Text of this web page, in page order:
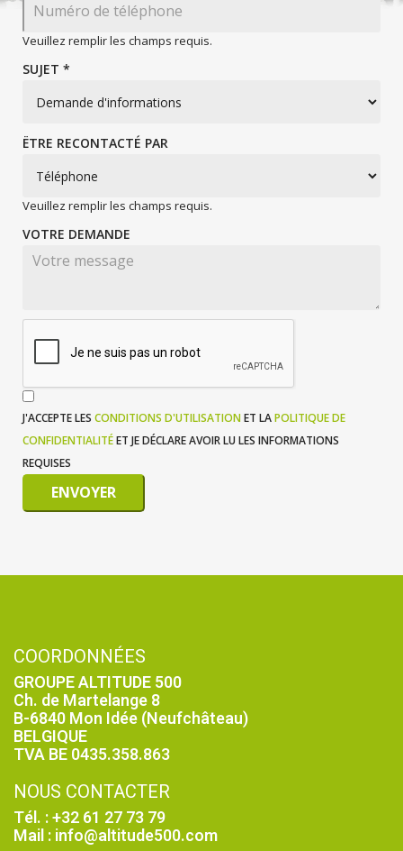
Veuillez remplir les champs requis.
SUJET *
ËTRE RECONTACTÉ PAR
Veuillez remplir les champs requis.
VOTRE DEMANDE
J'ACCEPTE LES CONDITIONS D'UTILISATIONET LAPOLITIQUE DE
CONFIDENTIALITÉET JE DÉCLARE AVOIR LU LES INFORMATIONS
REQUISES
ENVOYER
COORDONNÉES
GROUPE ALTITUDE 500
Ch. de Martelange 8
B-6840 Mon Idée (Neufchâteau)
BELGIQUE
TVA BE 0435.358.863
NOUS CONTACTER
Tél. : +32 61 27 73 79
Mail : info@altitude500.com